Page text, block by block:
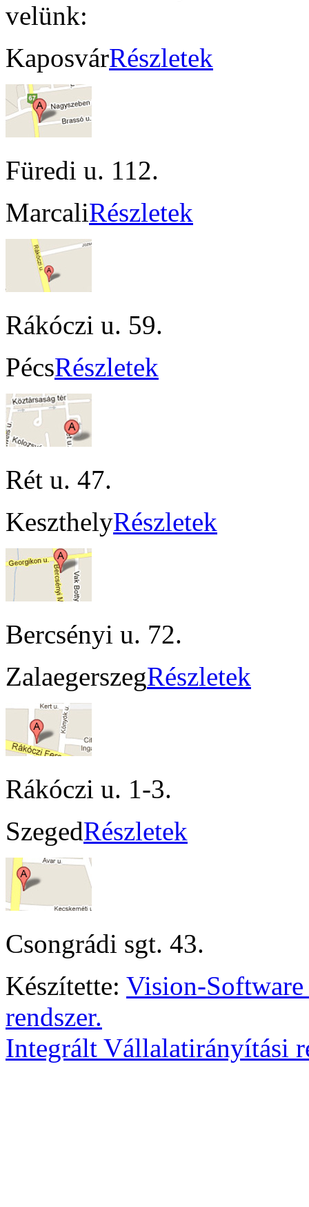
velünk:
KaposvárRészletek
Füredi u. 112.
MarcaliRészletek
Rákóczi u. 59.
PécsRészletek
Rét u. 47.
KeszthelyRészletek
Bercsényi u. 72.
ZalaegerszegRészletek
Rákóczi u. 1-3.
SzegedRészletek
Csongrádi sgt. 43.
Készítette: Vision-
rendszer.
Integrált Vállalatirányítási